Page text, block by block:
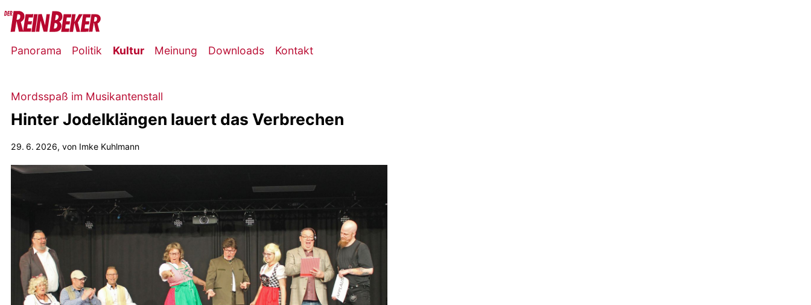
Panorama Politik Kultur Meinung Downloads Kontakt
Mordsspaß im Musikantenstall
Hinter Jodelklängen lauert das Verbrechen
29. 6. 2026, von Imke Kuhlmann